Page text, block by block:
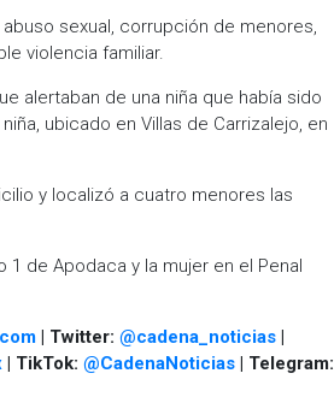
sexual, corrupción de menores,
violencia familiar.
alertaban de una niña que había sido
ubicado en Villas de Carrizalejo, en
y localizó a cuatro menores las
de Apodaca y la mujer en el Penal
| Twitter: @cadena_noticias |
| TikTok: @CadenaNoticias | Telegram: